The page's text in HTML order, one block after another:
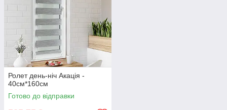
Ролет день-ніч Акація -
40см*160см
Готово до відправки